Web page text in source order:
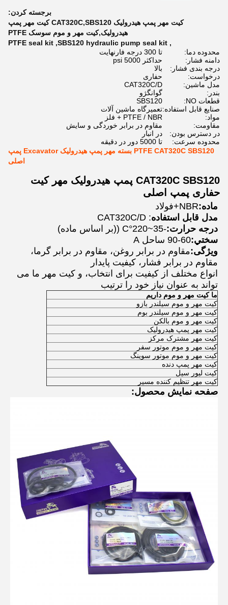
برجسته کردن:
کیت مهر پمپ هیدرولیک CAT320C,SBS120 کیت مهر پمپ
هیدرولیک,کیت مهر و موم سوسک PTFE
,
SBS120 hydraulic pump seal kit
,
PTFE seal kit
محدوده دما:
تا 300 درجه فارنهایت
دامنه فشار:
حداکثر 5000 psi
درجه بندی فشار:
بالا
درخواست:
حفاری
مدل ماشین:
CAT320C/D
بندر:
گوانگژو
قطعات NO:
SBS120
صنایع قابل استفاده:تعمیرگاه ماشین آلات
مواد:
PTFE / NBR + فلز
مقاومت:
مقاوم در برابر خوردگی و سایش
در دسترس بودن:
در انبار
محدوده سرعت:
تا 5000 دور در دقیقه
PTFE CAT320C SBS120 بسته مهر پمپ هیدرولیک Excavator پمپ
اصلی
CAT320C SBS120 پمپ هیدرولیک مهر کیت
حفاری پمپ اصلی
ماده:NBR+فولاد
مدل قابل استفاده: CAT320C/D
درجه حرارت:-35~220°C ((بر اساس ماده)
سختي:60-90 ساحل A
ویژگی:مقاوم در برابر روغن، مقاوم در برابر گرما،
مقاوم در برابر فشار، کیفیت پایدار
انواع مختلف از کیفیت برای انتخاب، و کیت مهر ما می
تواند به عنوان نیاز خود را ترتیب
ما کيت مهر و موم داريم
کیت مهر و موم سیلندر بازو
کیت مهر و موم سیلندر بوم
کیت مهر و موم بالکن
کیت مهر پمپ هیدرولیک
کیت مهر مشترک مرکز
کیت مهر و موم موتور سفر
کیت مهر و موم موتور سوینگ
کیت مهر پمپ دنده
کیت لیور سیل
کیت مهر تنظیم کننده مسیر
صفحه نمایش محصول: